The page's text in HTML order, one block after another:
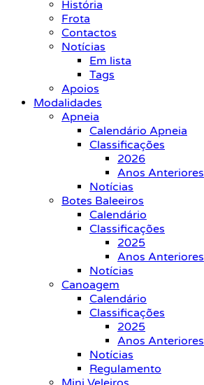
História
Frota
Contactos
Notícias
Em lista
Tags
Apoios
Modalidades
Apneia
Calendário Apneia
Classificações
2026
Anos Anteriores
Notícias
Botes Baleeiros
Calendário
Classificações
2025
Anos Anteriores
Notícias
Canoagem
Calendário
Classificações
2025
Anos Anteriores
Notícias
Regulamento